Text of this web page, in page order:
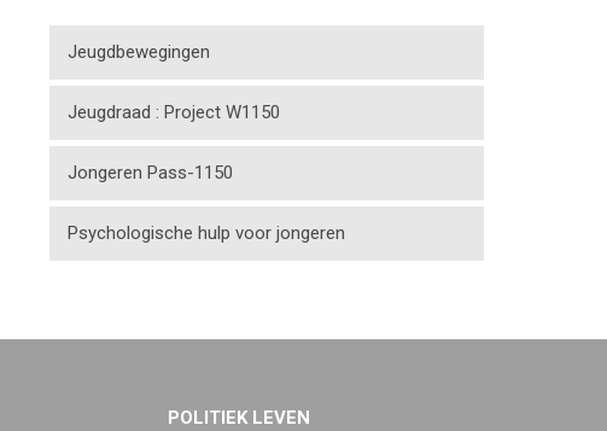
Jeugdbewegingen
Jeugdraad : Project W1150
Jongeren Pass-1150
Psychologische hulp voor jongeren
POLITIEK LEVEN